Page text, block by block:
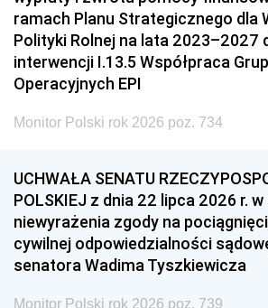
ramach Planu Strategicznego dla
Polityki Rolnej na lata 2023–2027
interwencji I.13.5 Współpraca Grup
Operacyjnych EPI
Monitor Polski rok 2026 poz. 734
UCHWAŁA SENATU
POLSKIEJ z dnia 22 lipca 2026 r.
niewyrażenia zgody na
cywilnej odpowiedzialności
senatora Wadima Tyszkiewicza
Monitor Polski rok 2026 poz. 739